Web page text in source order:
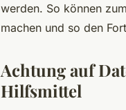
werden. So können
machen und so den
Achtung auf
Hilfsmittel